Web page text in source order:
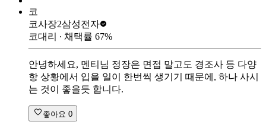
코
코사장2삼성전자
코대리 ∙ 채택률 67%
안녕하세요, 멘티님 정장은 면접 말고도 경조사 등 다양
항 상황에서 입을 일이 한번씩 생기기 때문에, 하나 사시
는 것이 좋을듯 합니다.
좋아요 0